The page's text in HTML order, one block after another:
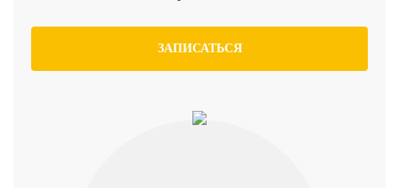
ЗАПИСАТЬСЯ